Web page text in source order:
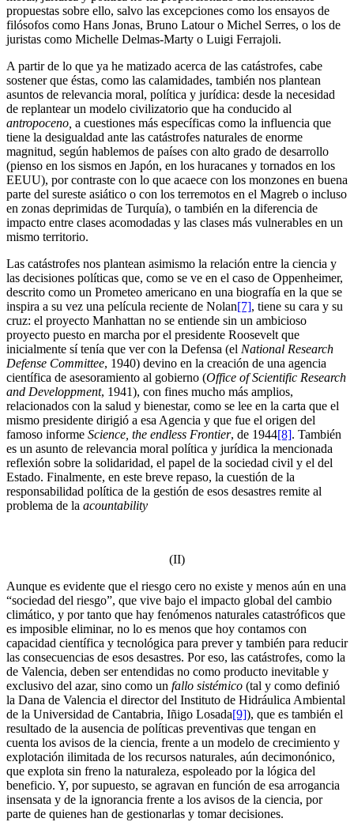
propuestas sobre ello, salvo las excepciones como los ensayos de
filósofos como Hans Jonas, Bruno Latour o Michel Serres, o los de
juristas como Michelle Delmas-Marty o Luigi Ferrajoli.
A partir de lo que ya he matizado acerca de las catástrofes, cabe
sostener que éstas, como las calamidades, también nos plantean
asuntos de relevancia moral, política y jurídica: desde la necesidad
de replantear un modelo civilizatorio que ha conducido al
antropoceno, a cuestiones más específicas como la influencia que
tiene la desigualdad ante las catástrofes naturales de enorme
magnitud, según hablemos de países con alto grado de desarrollo
(pienso en los sismos en Japón, en los huracanes y tornados en los
EEUU), por contraste con lo que acaece con los monzones en buena
parte del sureste asiático o con los terremotos en el Magreb o incluso
en zonas deprimidas de Turquía), o también en la diferencia de
impacto entre clases acomodadas y las clases más vulnerables en un
mismo territorio.
Las catástrofes nos plantean asimismo la relación entre la ciencia y
las decisiones políticas que, como se ve en el caso de Oppenheimer,
descrito como un Prometeo americano en una biografía en la que se
inspira a su vez una película reciente de Nolan[7], tiene su cara y su
cruz: el proyecto Manhattan no se entiende sin un ambicioso
proyecto puesto en marcha por el presidente Roosevelt que
inicialmente sí tenía que ver con la Defensa (el National Research
Defense Committee, 1940) devino en la creación de una agencia
científica de asesoramiento al gobierno (Office of Scientific Research
and Developpment, 1941), con fines mucho más amplios,
relacionados con la salud y bienestar, como se lee en la carta que el
mismo presidente dirigió a esa Agencia y que fue el origen del
famoso informe Science, the endless Frontier, de 1944[8]. También
es un asunto de relevancia moral política y jurídica la mencionada
reflexión sobre la solidaridad, el papel de la sociedad civil y el del
Estado. Finalmente, en este breve repaso, la cuestión de la
responsabilidad política de la gestión de esos desastres remite al
problema de la acountability
(II)
Aunque es evidente que el riesgo cero no existe y menos aún en una
“sociedad del riesgo”, que vive bajo el impacto global del cambio
climático, y por tanto que hay fenómenos naturales catastróficos que
es imposible eliminar, no lo es menos que hoy contamos con
capacidad científica y tecnológica para prever y también para reducir
las consecuencias de esos desastres. Por eso, las catástrofes, como la
de Valencia, deben ser entendidas no como producto inevitable y
exclusivo del azar, sino como un fallo sistémico (tal y como definió
la Dana de Valencia el director del Instituto de Hidráulica Ambiental
de la Universidad de Cantabria, Iñigo Losada[9]), que es también el
resultado de la ausencia de políticas preventivas que tengan en
cuenta los avisos de la ciencia, frente a un modelo de crecimiento y
explotación ilimitada de los recursos naturales, aún decimonónico,
que explota sin freno la naturaleza, espoleado por la lógica del
beneficio. Y, por supuesto, se agravan en función de esa arrogancia
insensata y de la ignorancia frente a los avisos de la ciencia, por
parte de quienes han de gestionarlas y tomar decisiones.